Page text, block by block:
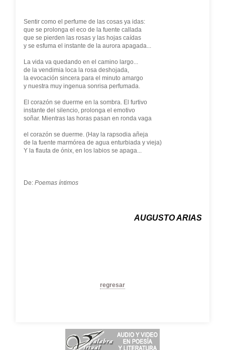
Sentir como el perfume de las cosas ya idas:
que se prolonga el eco de la fuente callada
que se pierden las rosas y las hojas caídas
y se esfuma el instante de la aurora apagada...
La vida va quedando en el camino largo...
de la vendimia loca la rosa deshojada,
la evocación sincera para el minuto amargo
y nuestra muy ingenua sonrisa perfumada.
El corazón se duerme en la sombra. El furtivo
instante del silencio, prolonga el emotivo
soñar. Mientras las horas pasan en ronda vaga
el corazón se duerme. (Hay la rapsodia añeja
de la fuente marmórea de agua enturbiada y vieja)
Y la flauta de ónix, en los labios se apaga...
De: Poemas íntimos
AUGUSTO ARIAS
regresar